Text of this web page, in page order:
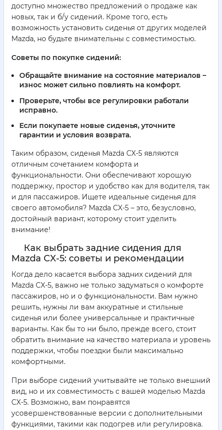
доступно множество предложений о продаже как
новых, так и б/у сидений. Кроме того, есть
возможность установить сиденья от других моделей
Mazda, но будьте внимательны с совместимостью.
Советы по покупке сидений:
Обращайте внимание на состояние материалов –
износ может сильно повлиять на комфорт.
Проверьте, чтобы все регулировки работали
исправно.
Если покупаете новые сиденья, уточните
гарантии и условия возврата.
Таким образом, сиденья Mazda CX-5 являются
отличным сочетанием комфорта и
функциональности. Они обеспечивают хорошую
поддержку, простор и удобство как для водителя, так
и для пассажиров. Ищете идеальные сиденья для
своего автомобиля? Mazda CX-5 – это, безусловно,
достойный вариант, которому стоит уделить
внимание!
Как выбрать задние сидения для
Mazda CX-5: советы и рекомендации
Когда дело касается выбора задних сидений для
Mazda CX-5, важно не только задуматься о комфорте
пассажиров, но и о функциональности. Вам нужно
решить, нужны ли вам аккуратные и стильные
сиденья или более универсальные и практичные
варианты. Как бы то ни было, прежде всего, стоит
обратить внимание на качество материала и уровень
поддержки, чтобы поездки были максимально
комфортными.
При выборе сидений учитывайте не только внешний
вид, но и их совместимость с вашей моделью Mazda
CX-5. Возможно, вам понравятся
усовершенствованные версии с дополнительными
функциями, такими как подогрев или регулировка.